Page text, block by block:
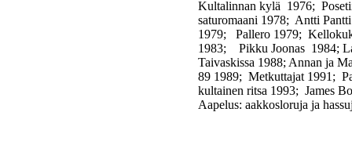
Kultalinnan kylä 1976;
saturomaani 1978; Antti
1979; Pallero 1979;
1983; Pikku Joonas 1984;
Taivaskissa 1988; Annan ja
89 1989; Metkuttajat 1991;
kultainen ritsa 1993; James
Aapelus: aakkosloruja ja